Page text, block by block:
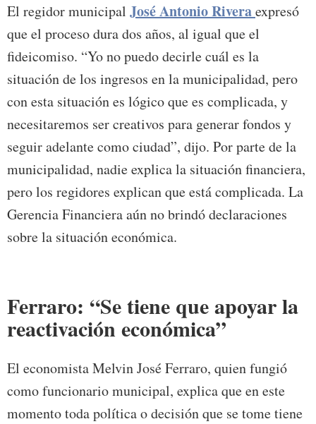
El regidor municipal José Antonio Riveraexpresó
que el proceso dura dos años, al igual que el
fideicomiso. “Yo no puedo decirle cuál es la
situación de los ingresos en la municipalidad, pero
con esta situación es lógico que es complicada, y
necesitaremos ser creativos para generar fondos y
seguir adelante como ciudad”, dijo. Por parte de la
municipalidad, nadie explica la situación financiera,
pero los regidores explican que está complicada. La
Gerencia Financiera aún no brindó declaraciones
sobre la situación económica.
Ferraro: “Se tiene que apoyar la
reactivación económica”
El economista Melvin José Ferraro, quien fungió
como funcionario municipal, explica que en este
momento toda política o decisión que se tome tiene